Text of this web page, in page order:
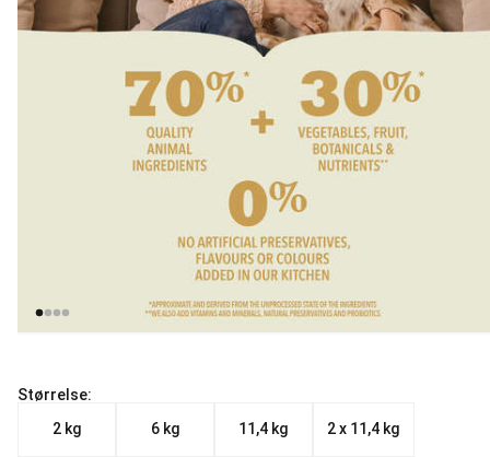
Størrelse:
2 kg
6 kg 11,4 kg 2 x 11,4 kg